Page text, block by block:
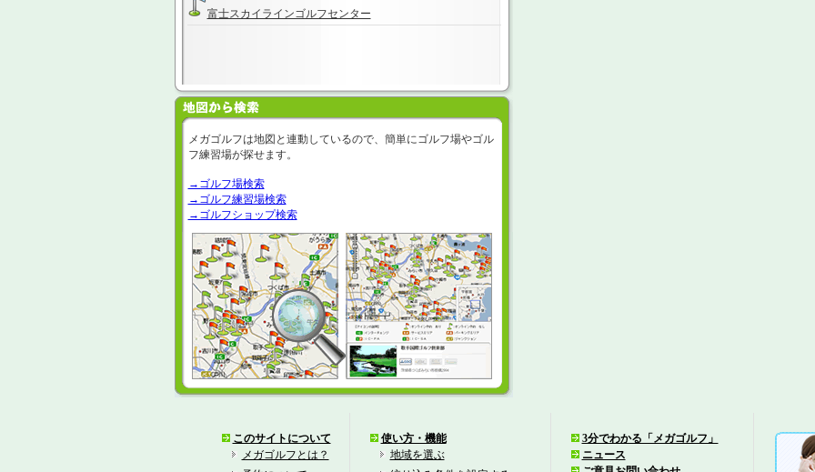
富士スカイラインゴルフセンター
メガゴルフは地図と連動しているので、簡単にゴルフ場やゴル
フ練習場が探せます。
→ゴルフ場検索
→ゴルフ練習場検索
→ゴルフショップ検索
このサイトについて
メガゴルフとは？
使い方・機能
地域を選ぶ
3分でわかる「メガゴルフ」
ニュース